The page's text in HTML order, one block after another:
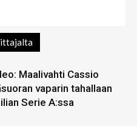
Maalivahti Cassio
vaparin tahallaan
Serie A:ssa